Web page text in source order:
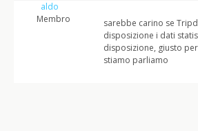
aldo
Membro
sarebbe carino se
disposizione i dati
disposizione, giusto
stiamo parliamo